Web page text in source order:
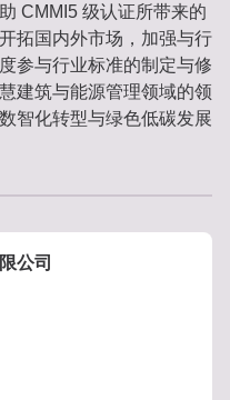
CMMI5 级认证所带来的
拓国内外市场，加强与行
参与行业标准的制定与修
建筑与能源管理领域的领
智化转型与绿色低碳发展
公司